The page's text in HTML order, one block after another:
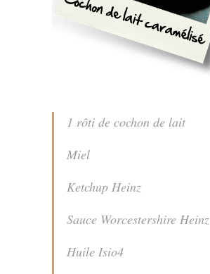
1 rôti de cochon de lait
Miel
Ketchup Heinz
Sauce Worcestershire Heinz
Huile Isio4